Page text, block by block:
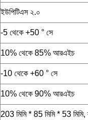
ইউপিটিএস ২.০
-5 থেকে +50 ° সে
10% থেকে 85% আরএইচ
-10 থেকে +60 ° সে
10% থেকে 90% আরএইচ
203 মিমি * 85 মিমি * 53 মিমি,